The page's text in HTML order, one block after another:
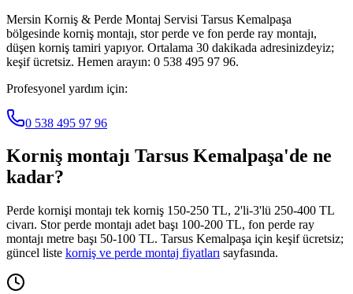
Mersin Korniş & Perde Montaj Servisi Tarsus Kemalpaşa
bölgesinde korniş montajı, stor perde ve fon perde ray montajı,
düşen korniş tamiri yapıyor. Ortalama 30 dakikada adresinizdeyiz;
keşif ücretsiz. Hemen arayın: 0 538 495 97 96.
Profesyonel yardım için:
0 538 495 97 96
Korniş montajı Tarsus Kemalpaşa'de ne
kadar?
Perde kornişi montajı tek korniş 150-250 TL, 2'li-3'lü 250-400 TL
civarı. Stor perde montajı adet başı 100-200 TL, fon perde ray
montajı metre başı 50-100 TL. Tarsus Kemalpaşa için keşif ücretsiz;
güncel liste korniş ve perde montaj fiyatları sayfasında.